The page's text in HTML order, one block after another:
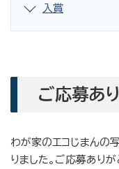
入賞
ご応募あ
わが家のエコじまんの
りました。ご応募ありが